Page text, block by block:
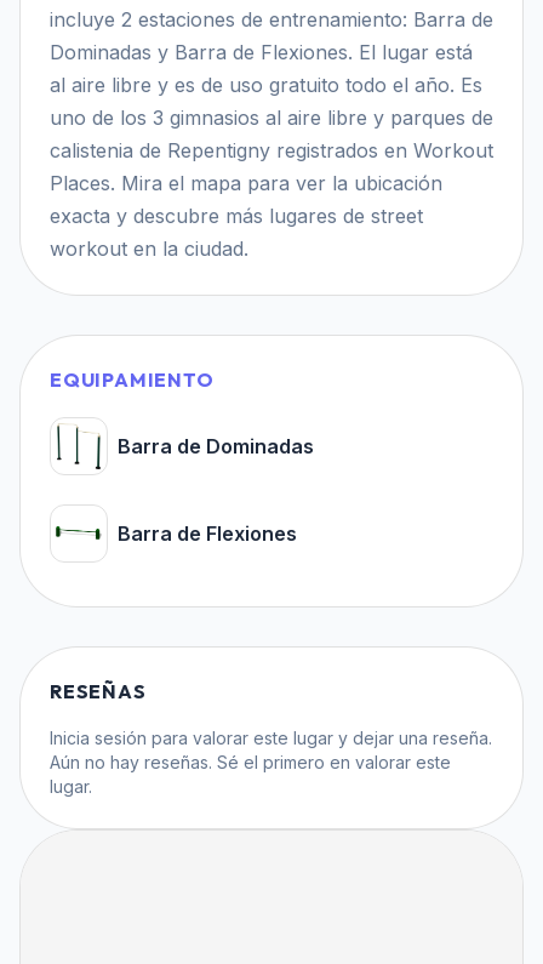
incluye 2 estaciones de entrenamiento: Barra de
Dominadas y Barra de Flexiones. El lugar está
al aire libre y es de uso gratuito todo el año. Es
uno de los 3 gimnasios al aire libre y parques de
calistenia de Repentigny registrados en Workout
Places. Mira el mapa para ver la ubicación
exacta y descubre más lugares de street
workout en la ciudad.
EQUIPAMIENTO
Barra de Dominadas
Barra de Flexiones
RESEÑAS
Inicia sesión para valorar este lugar y dejar una reseña.
Aún no hay reseñas. Sé el primero en valorar este
lugar.